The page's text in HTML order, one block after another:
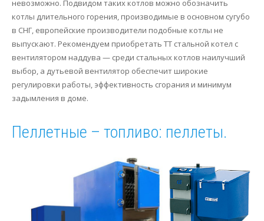
невозможно. Подвидом таких котлов можно обозначить
котлы длительного горения, производимые в основном сугубо
в СНГ, европейские производители подобные котлы не
выпускают. Рекомендуем приобретать ТТ стальной котел с
вентилятором наддува — среди стальных котлов наилучший
выбор, а дутьевой вентилятор обеспечит широкие
регулировки работы, эффективность сгорания и минимум
задымления в доме.
Пеллетные – топливо: пеллеты.